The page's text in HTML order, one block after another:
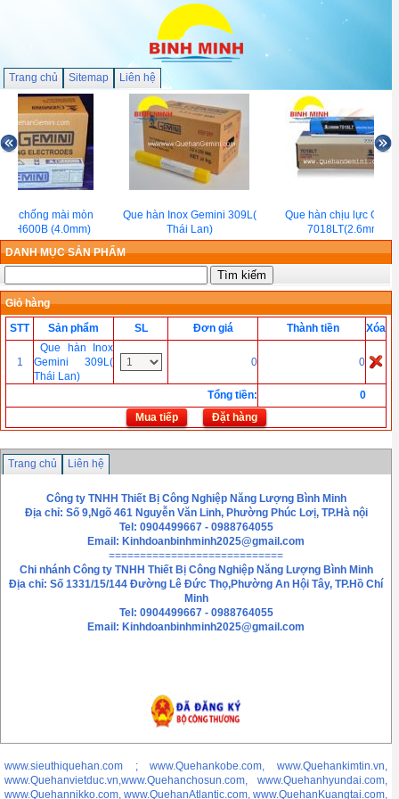
Trang chủ Sitemap Liên hệ
chống mài mòn
H600B (4.0mm)
Que hàn Inox Gemini 309L(
Thái Lan)
Que hàn chịu lực
7018LT(2.6mm)
DANH MỤC SẢN PHẨM
Giỏ hàng
STT
Sản phẩm SL Đơn giá Thành tiền Xóa
1
Que hàn Inox
Gemini 309L(
Thái Lan)
0 0
Tổng tiền:
0
Mua tiếp
Đặt hàng
Trang chủ Liên hệ
Công ty TNHH Thiết Bị Công Nghiệp Năng Lượng Bình Minh
Địa chỉ: Số 9,Ngõ 461 Nguyễn Văn Linh, Phường Phúc Lơị, TP.Hà nội
Tel: 0904499667 - 0988764055
Email: Kinhdoanbinhminh2025@gmail.com
============================
Chi nhánh Công ty TNHH Thiết Bị Công Nghiệp Năng Lượng Bình Minh
Địa chỉ: Số 1331/15/144 Đường Lê Đức Thọ,Phường An Hội Tây, TP.Hồ Chí
Minh
Tel: 0904499667 - 0988764055
Email: Kinhdoanbinhminh2025@gmail.com
www.sieuthiquehan.com ; www.Quehankobe.com, www.Quehankimtin.vn,
www.Quehanvietduc.vn,www.Quehanchosun.com, www.Quehanhyundai.com,
www.Quehannikko.com, www.QuehanAtlantic.com, www.QuehanKuangtai.com,